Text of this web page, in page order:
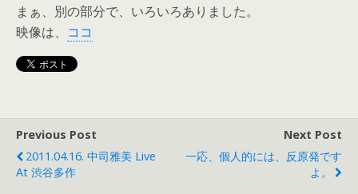
まぁ、別の部分で、いろいろありました。
映像は、 ココ
Previous Post
2011.04.16. 中司雅美 Live
At 渋谷多作
Next Post
一応、個人的には、反原発です
よ。